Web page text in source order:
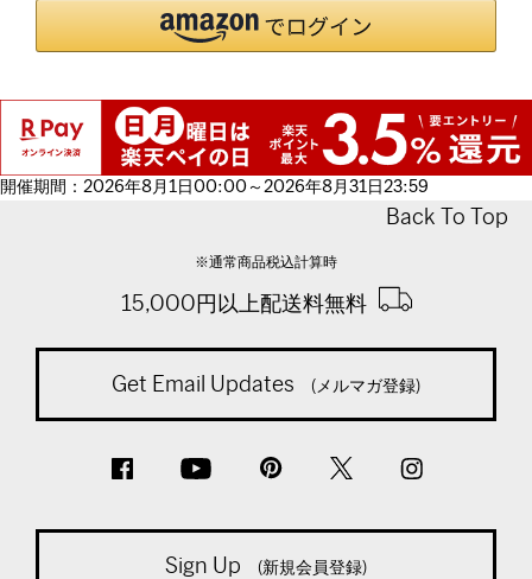
開催期間：2026年8月1日00:00～2026年8月31日23:59
Back To Top
※通常商品税込計算時
15,000円以上配送料無料
Get Email Updates (メルマガ登録)
Sign Up (新規会員登録)